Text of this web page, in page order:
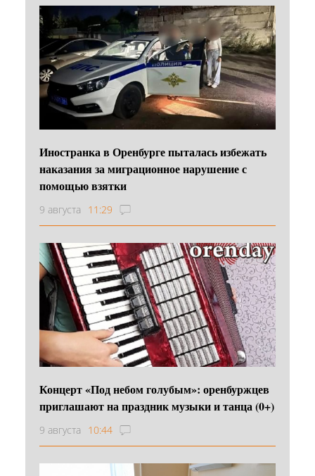
Иностранка в Оренбурге пыталась избежать
наказания за миграционное нарушение с
помощью взятки
9 августа 11:29
Концерт «Под небом голубым»: оренбуржцев
приглашают на праздник музыки и танца (0+)
9 августа 10:44